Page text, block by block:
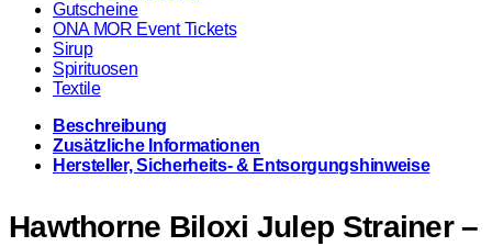
Gutscheine
ONA MOR Event Tickets
Sirup
Spirituosen
Textile
Beschreibung
Zusätzliche Informationen
Hersteller, Sicherheits- & Entsorgungshinweise
Hawthorne Biloxi Julep Strainer –